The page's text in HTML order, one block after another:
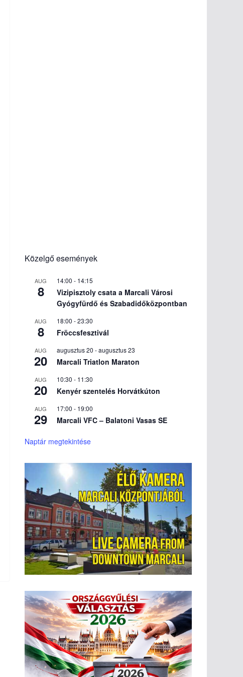
Közelgő események
AUG
8
14:00 - 14:15
Vizipisztoly csata a Marcali Városi
Gyógyfürdő és Szabadidőközpontban
AUG
8
18:00 -23:30
Fröccsfesztivál
AUG
20
augusztus 20 -augusztus 23
Marcali Triatlon Maraton
AUG
20
10:30 - 11:30
Kenyér szentelés Horvátkúton
AUG
29
17:00 - 19:00
Marcali VFC – Balatoni Vasas SE
Naptár megtekintése